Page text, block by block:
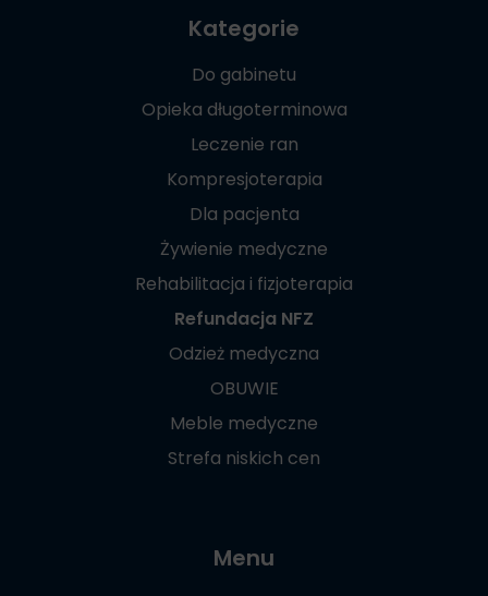
Kategorie
Do gabinetu
Opieka długoterminowa
Leczenie ran
Kompresjoterapia
Dla pacjenta
Żywienie medyczne
Rehabilitacja i fizjoterapia
Refundacja NFZ
Odzież medyczna
OBUWIE
Meble medyczne
Strefa niskich cen
Menu